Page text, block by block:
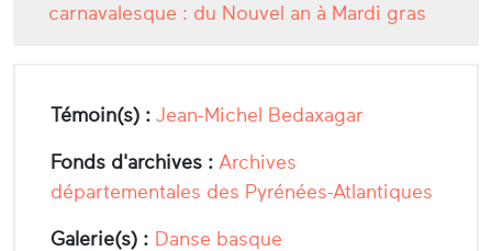
carnavalesque : du Nouvel an à Mardi gras
Témoin(s) : Jean-Michel Bedaxagar
Fonds d'archives : Archives
départementales des Pyrénées-Atlantiques
Galerie(s) : Danse basque